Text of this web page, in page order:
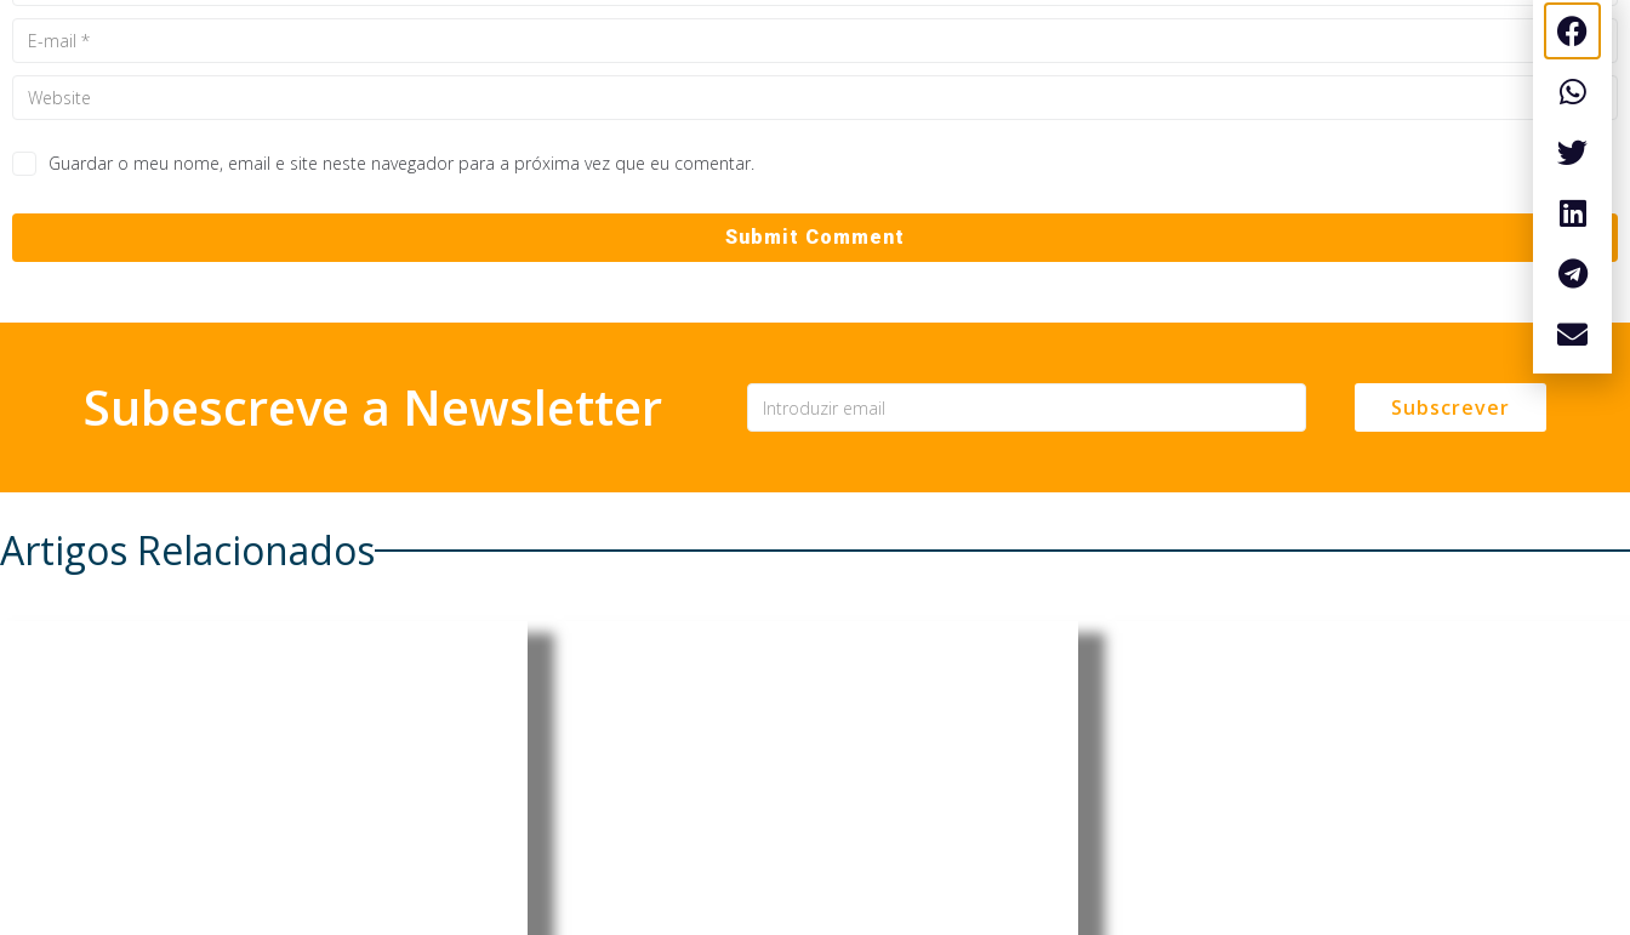
Guardar o meu nome, email e site neste navegador para a próxima vez que eu comentar.
Subescreve a Newsletter Subscrever
Artigos Relacionados